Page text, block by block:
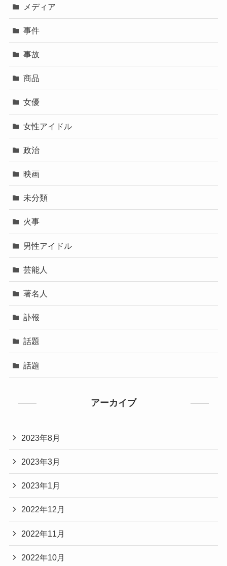
メディア
事件
事故
商品
女優
女性アイドル
政治
映画
未分類
火事
男性アイドル
芸能人
著名人
訃報
話題
話題
アーカイブ
2023年8月
2023年3月
2023年1月
2022年12月
2022年11月
2022年10月